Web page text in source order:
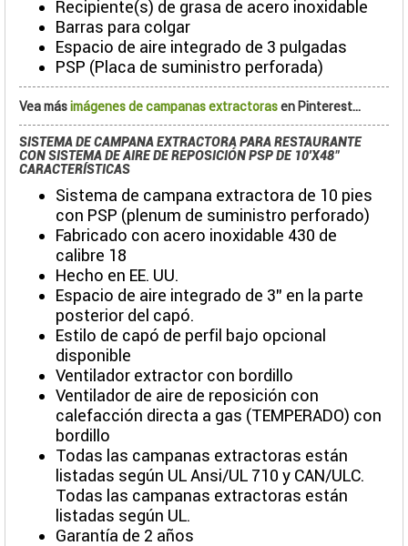
Recipiente(s) de grasa de acero inoxidable
Barras para colgar
Espacio de aire integrado de 3 pulgadas
PSP (Placa de suministro perforada)
Vea másimágenes de campanas extractorasen Pinterest...
SISTEMA DE CAMPANA EXTRACTORA PARA RESTAURANTE
CON SISTEMA DE AIRE DE REPOSICIÓN PSP DE 10'X48"
CARACTERÍSTICAS
Sistema de campana extractora de 10 pies
con PSP (plenum de suministro perforado)
Fabricado con acero inoxidable 430 de
calibre 18
Hecho en EE. UU.
Espacio de aire integrado de 3" en la parte
posterior del capó.
Estilo de capó de perfil bajo opcional
disponible
Ventilador extractor con bordillo
Ventilador de aire de reposición con
calefacción directa a gas (TEMPERADO) con
bordillo
Todas las campanas extractoras están
listadas según UL Ansi/UL 710 y CAN/ULC.
Todas las campanas extractoras están
listadas según UL.
Garantía de 2 años